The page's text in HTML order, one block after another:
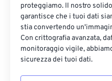
proteggiamo. Il nostro
garantisce che i tuoi dati
stia convertendo
Con crittografia avanzata,
monitoraggio vigile,
sicurezza dei tuoi dati.